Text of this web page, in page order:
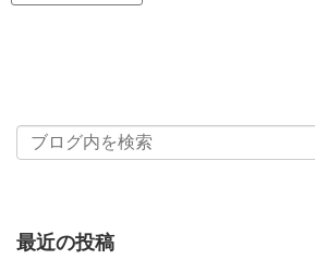
最近の投稿